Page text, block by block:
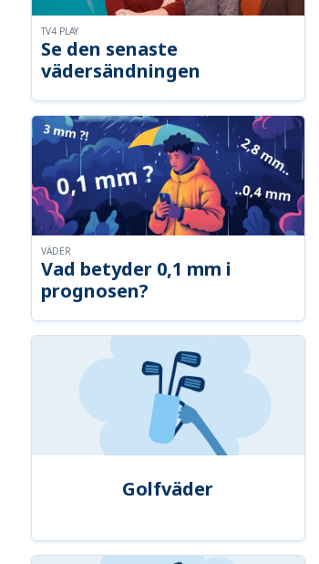
Se den senaste
vädersändningen
TV4 PLAY
Vad betyder 0,1 mm i
prognosen?
VÄDER
Golfväder